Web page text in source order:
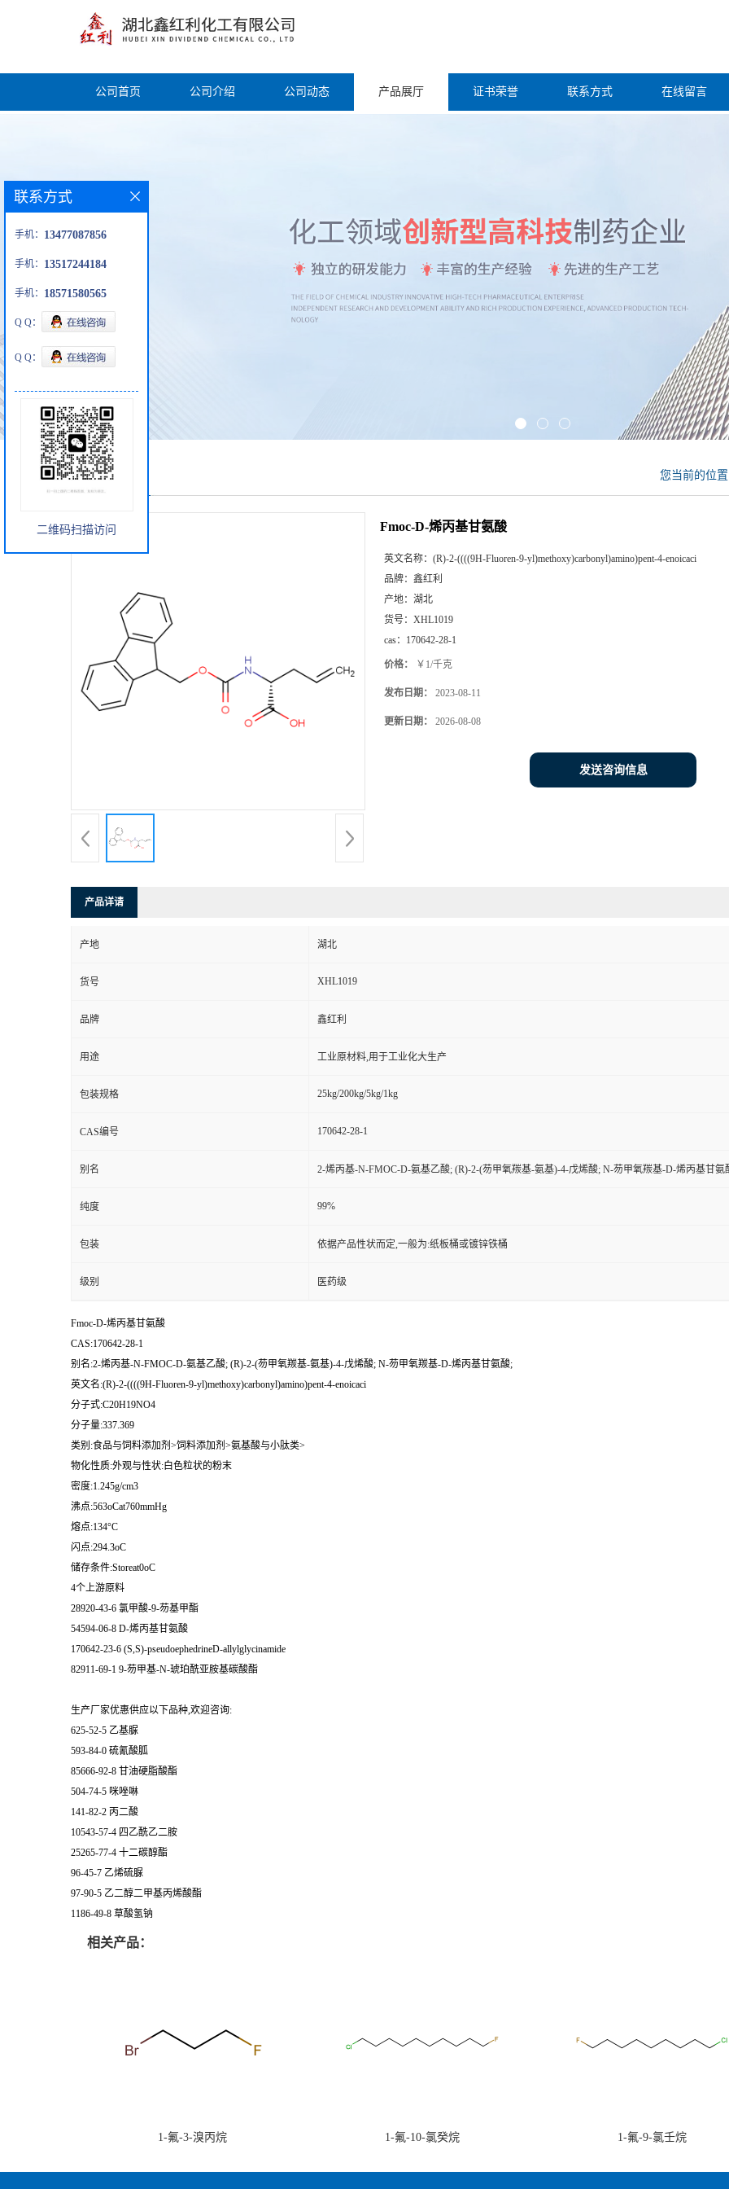
公司首页 公司介绍 公司动态 产品展厅 证书荣誉 联系方式 在线留言
产品展厅 您当前的位
Fmoc-D-烯丙基甘氨酸
英文名称： (R)-2-((((9H-Fluoren-9-yl)methoxy)carbonyl)amino)pent-4-enoicaci
品牌： 鑫红利
产地： 湖北
货号： XHL1019
cas： 170642-28-1
价格： ￥1/千克
发布日期： 2023-08-11
更新日期： 2026-08-08
发送咨询信息
产品详请
产地 湖北
货号 XHL1019
品牌 鑫红利
用途 工业原材料,用于工业化大生产
包装规格 25kg/200kg/5kg/1kg
CAS编号 170642-28-1
别名 2-烯丙基-N-FMOC-D-氨基乙酸; (R)-2-(芴甲氧羰基-氨基)-4-戊烯酸; N-芴甲氧羰基-D-烯丙基甘氨
纯度 99%
包装 依据产品性状而定,一般为:纸板桶或镀锌铁桶
级别 医药级
Fmoc-D-烯丙基甘氨酸
CAS:170642-28-1
别名:2-烯丙基-N-FMOC-D-氨基乙酸; (R)-2-(芴甲氧羰基-氨基)-4-戊烯酸; N-芴甲氧羰基-D-烯丙基甘氨酸;
英文名:(R)-2-((((9H-Fluoren-9-yl)methoxy)carbonyl)amino)pent-4-enoicaci
分子式:C20H19NO4
分子量:337.369
类别:食品与饲料添加剂>饲料添加剂>氨基酸与小肽类>
物化性质:外观与性状:白色粒状的粉末
密度:1.245g/cm3
沸点:563oCat760mmHg
熔点:134°C
闪点:294.3oC
储存条件:Storeat0oC
4个上游原料
28920-43-6 氯甲酸-9-芴基甲酯
54594-06-8 D-烯丙基甘氨酸
170642-23-6 (S,S)-pseudoephedrineD-allylglycinamide
82911-69-1 9-芴甲基-N-琥珀酰亚胺基碳酸酯
生产厂家优惠供应以下品种,欢迎咨询:
625-52-5 乙基脲
593-84-0 硫氰酸胍
85666-92-8 甘油硬脂酸酯
504-74-5 咪唑啉
141-82-2 丙二酸
10543-57-4 四乙酰乙二胺
25265-77-4 十二碳醇酯
96-45-7 乙烯硫脲
97-90-5 乙二醇二甲基丙烯酸酯
1186-49-8 草酸氢钠
相关产品：
1-氟-3-溴丙烷 1-氟-10-氯癸烷 1-氟-9-氯壬烷
联系方式
手机： 13477087856
手机： 13517244184
手机： 18571580565
Q Q：
Q Q：
二维码扫描访问